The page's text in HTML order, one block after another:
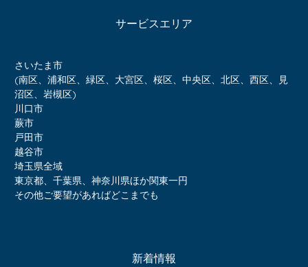
サービスエリア
さいたま市
(南区、浦和区、緑区、大宮区、桜区、中央区、北区、西区、見
沼区、岩槻区)
川口市
蕨市
戸田市
越谷市
埼玉県全域
東京都、千葉県、神奈川県ほか関東一円
その他ご要望があればどこまでも
新着情報